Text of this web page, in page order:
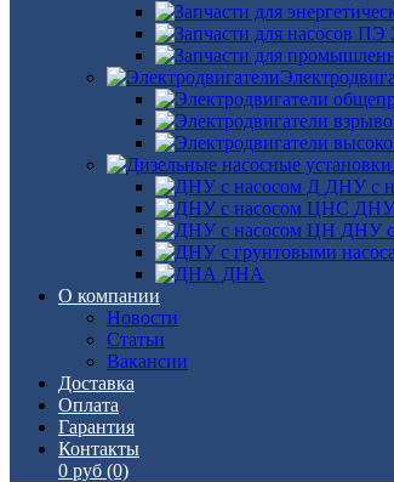
ДНУ с
ДНУ
ДНУ
ДНА
О компании
Новости
Статьи
Вакансии
Доставка
Оплата
Гарантия
Контакты
0 руб (0)